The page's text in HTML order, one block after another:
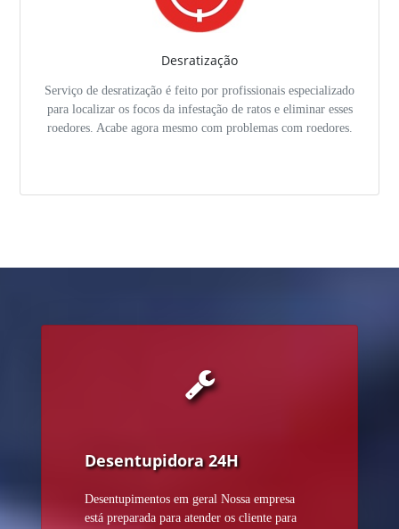
Desratização
Serviço de desratização é feito por profissionais especializado
para localizar os focos da infestação de ratos e eliminar esses
roedores. Acabe agora mesmo com problemas com roedores.
Desentupidora 24H
Desentupimentos em geral Nossa empresa
está preparada para atender os cliente para